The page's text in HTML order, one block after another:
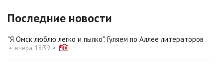
Последние новости
"Я Омск люблю легко и пылко". Гуляем по Аллее литераторов
• вчера, 18:39 •